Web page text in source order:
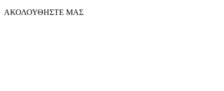
ΑΚΟΛΟΥΘΗΣΤΕ ΜΑΣ